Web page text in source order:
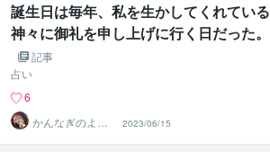
誕生日は毎年、私を生かしてくれている
神々に御礼を申し上げに行く日だった。
記事
占い
6
かんなぎのよろ
ず相談処 琉球ユ
タの家系
2023/06/15